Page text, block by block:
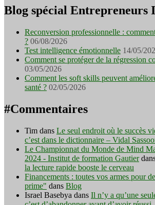
Blog spécial Entrepreneurs
Reconversion professionnelle :
? 06/08/2026
Test intelligence émotionnelle 14/05/
Comment se protéger de la régression
03/05/2026
Comment les soft skills peuvent
santé ? 02/05/2026
#Commentaires
Tim dans Le seul endroit où le succès
c’est dans le dictionnaire – Vidal
Le Championnat du Monde de Mind
2024 - Institut de formation Gautier
la lecture rapide booste le cerveau
Financements : toutes vos armes pour
prime" dans Blog
Israel Basebya dans Il n’y a qu’une